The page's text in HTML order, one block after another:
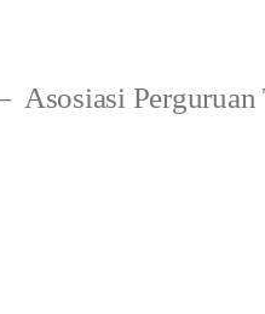
Asosiasi